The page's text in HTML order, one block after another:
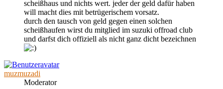
scheißhaus und nichts wert. jeder der geld dafür haben
will macht dies mit betrügerischem vorsatz.
durch den tausch von geld gegen einen solchen
scheißhaufen wirst du mitglied im suzuki offroad club
und darfst dich offiziell als nicht ganz dicht bezeichnen
muzmuzadi
Moderator